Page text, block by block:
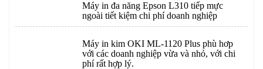
Máy in đa năng Epson L310 tiếp mực
ngoài tiết kiệm chi phí doanh nghiệp
Máy in kim OKI ML-1120 Plus phù hơp
với các doanh nghiệp vừa và nhỏ, với chi
phí rất hợp lý.